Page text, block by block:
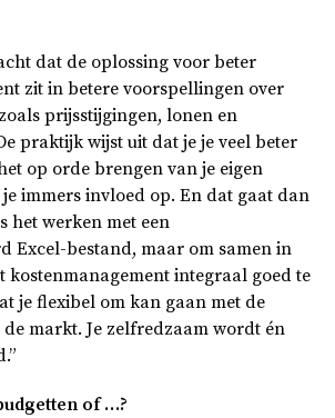
dat de oplossing voor beter
zit in betere voorspellingen over
prijsstijgingen, lonen en
praktijk wijst uit dat je je veel beter
op orde brengen van je eigen
immers invloed op. En dat gaat dan
het werken met een
Excel-bestand, maar om samen in
kostenmanagement integraal goed te
je flexibel om kan gaan met de
markt. Je zelfredzaam wordt én
of …?